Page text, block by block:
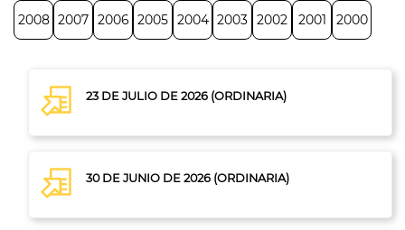
2008 2007 2006 2005 2004 2003 2002 2001 2000
23 DE JULIO DE 2026 (ORDINARIA)
30 DE JUNIO DE 2026 (ORDINARIA)